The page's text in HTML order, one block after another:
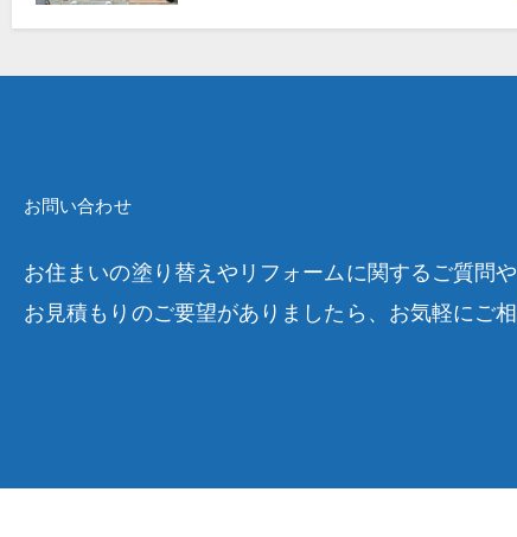
お問い合わせ
お住まいの塗り替えやリフォームに関するご質問や
お見積もりのご要望がありましたら、お気軽にご